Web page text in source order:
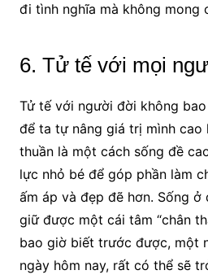
đi tình nghĩa mà không mong
6. Tử tế với mọi
Tử tế với người đời không
để ta tự nâng giá trị mình
thuần là một cách sống đề
lực nhỏ bé để góp phần làm
ấm áp và đẹp đẽ hơn. Sống
giữ được một cái tâm “chân
bao giờ biết trước được, một
ngày hôm nay, rất có thể sẽ